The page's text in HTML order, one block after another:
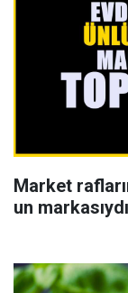
Market
un markasıydı